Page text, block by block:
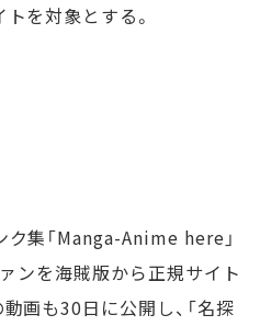
を対象とする。
集「Manga-Anime here」
ンを海賊版から正規サイト
画も30日に公開し、「名探